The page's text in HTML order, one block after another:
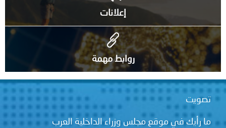
إعلانات
روابط مهمة
تصويت
ما رأيك في موقع مجلس وزراء الداخلية العرب